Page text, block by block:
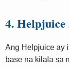
4. Helpjuice
Ang Helpjuice ay
base na kilala sa